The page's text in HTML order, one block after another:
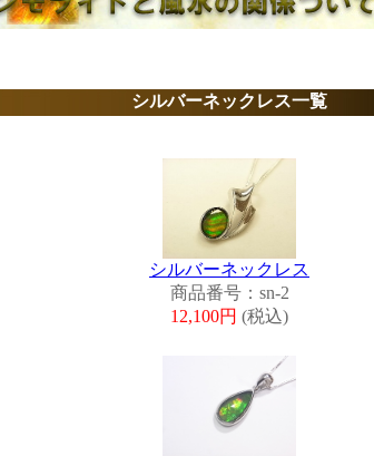
シルバーネックレス一覧
シルバーネックレス
商品番号：sn-2
12,100円 (税込)